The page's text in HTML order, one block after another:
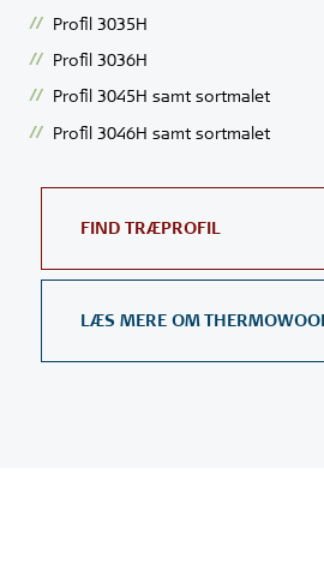
Profil 3035H
Profil 3036H
Profil 3045H samt sortmalet
Profil 3046H samt sortmalet
FIND TRÆPROFIL
LÆS MERE OM